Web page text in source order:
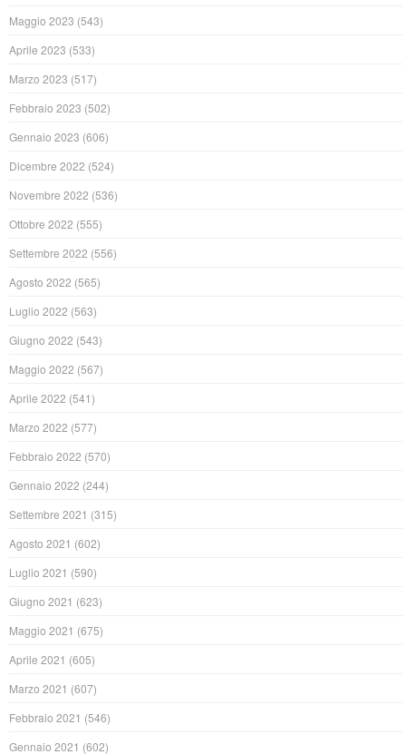
Maggio 2023 (543)
Aprile 2023 (533)
Marzo 2023 (517)
Febbraio 2023 (502)
Gennaio 2023 (606)
Dicembre 2022 (524)
Novembre 2022 (536)
Ottobre 2022 (555)
Settembre 2022 (556)
Agosto 2022 (565)
Luglio 2022 (563)
Giugno 2022 (543)
Maggio 2022 (567)
Aprile 2022 (541)
Marzo 2022 (577)
Febbraio 2022 (570)
Gennaio 2022 (244)
Settembre 2021 (315)
Agosto 2021 (602)
Luglio 2021 (590)
Giugno 2021 (623)
Maggio 2021 (675)
Aprile 2021 (605)
Marzo 2021 (607)
Febbraio 2021 (546)
Gennaio 2021 (602)